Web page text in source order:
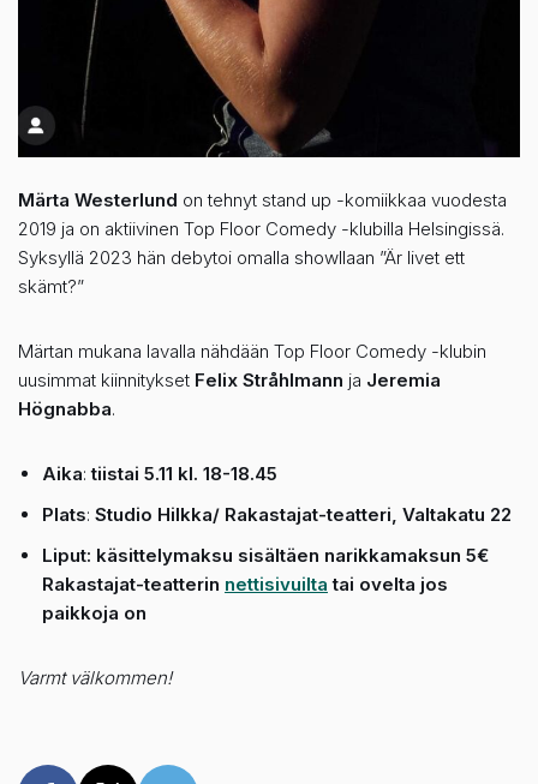
Märta Westerlund on tehnyt stand up -komiikkaa vuodesta
2019 ja on aktiivinen Top Floor Comedy -klubilla Helsingissä.
Syksyllä 2023 hän debytoi omalla showllaan ”Är livet ett
skämt?”
Märtan mukana lavalla nähdään Top Floor Comedy -klubin
uusimmat kiinnitykset Felix Stråhlmann ja Jeremia
Högnabba.
Aika: tiistai 5.11 kl. 18-18.45
Plats: Studio Hilkka/ Rakastajat-teatteri, Valtakatu 22
Liput: käsittelymaksu sisältäen narikkamaksun 5€
Rakastajat-teatterin nettisivuilta tai ovelta jos
paikkoja on
Varmt välkommen!